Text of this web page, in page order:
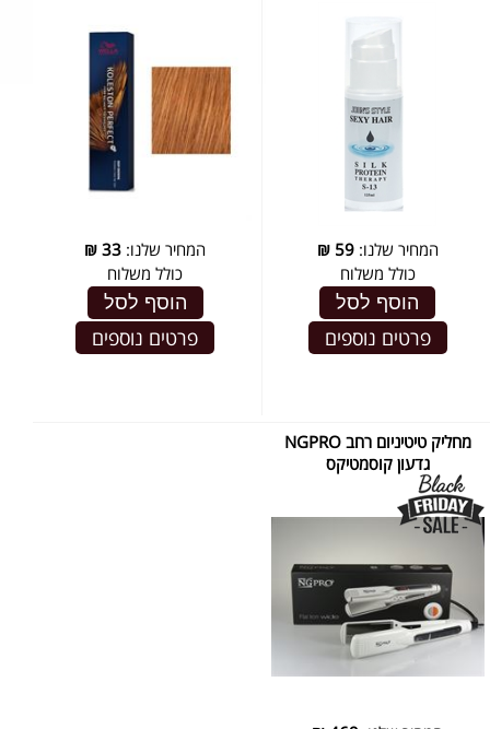
המחיר שלנו:59
₪
כולל משלוח
הוסף לסל
פרטים נוספים
המחיר שלנו: 33
₪
כולל משלוח
הוסף לסל
פרטים נוספים
מחליק טיטיניום רחב NGPRO
גדעון קוסמטיקס